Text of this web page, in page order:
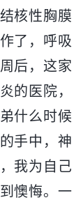
核性胸膜
了，呼吸
后，这家
的医院，
什么时候
手中，神
我为自己
懊悔。一